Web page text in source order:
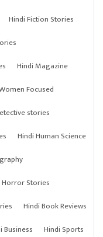
Hindi Fiction Stories
Hindi Magazine
Focused
stories
Hindi Human Science
Horror Stories
Hindi Book Reviews
Business
Hindi Sports